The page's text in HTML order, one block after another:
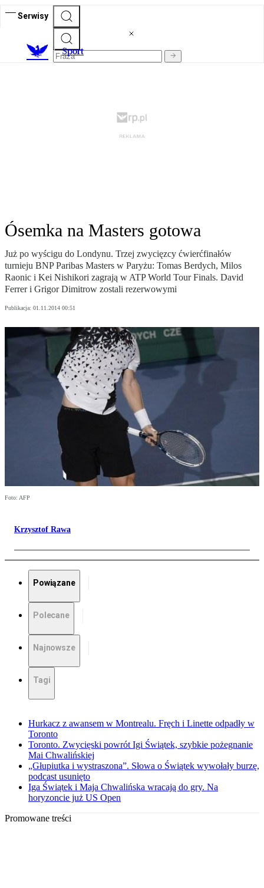
Serwisy
Sport
Ósemka na Masters gotowa
Już po wyścigu do Londynu. Trzej zwycięzcy ćwierćfinałów
turnieju BNP Paribas Masters w Paryżu: Tomas Berdych, Milos
Raonic i Kei Nishikori zagrają w ATP World Tour Finals. David
Ferrer i Grigor Dimitrow zostali rezerwowymi
Publikacja: 01.11.2014 00:51
Foto: AFP
Krzysztof Rawa
Powiązane
Polecane
Najnowsze
Tagi
Hurkacz z awansem w Montrealu. Fręch i Linette odpadły w
Toronto
Toronto. Zwycięski powrót Igi Świątek, szybkie pożegnanie
Mai Chwalińskiej
„Głupiutka i wystraszona”. Słowa o Świątek wywołały burzę,
podcast usunięto
Iga Świątek i Maja Chwalińska wracają do gry. Na
horyzoncie już US Open
Promowane treści